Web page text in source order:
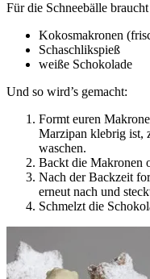
Für die Schneebälle
Kokosmakronen
Schaschlikspieß
weiße Schokolade
Und so wird’s gemacht:
Formt euren
Marzipan klebrig ist,
waschen.
Backt die Makronen
Nach der Backzeit
erneut nach und
Schmelzt die